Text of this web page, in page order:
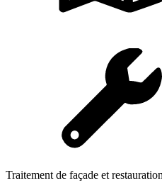
Traitement de façade et